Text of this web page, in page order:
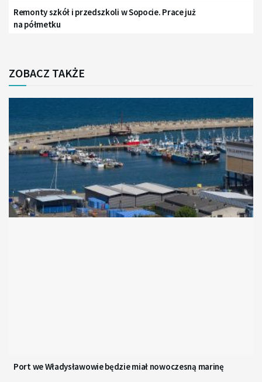
Remonty szkół i przedszkoli w Sopocie. Prace już
na półmetku
ZOBACZ TAKŻE
Port we Władysławowie będzie miał nowoczesną marinę